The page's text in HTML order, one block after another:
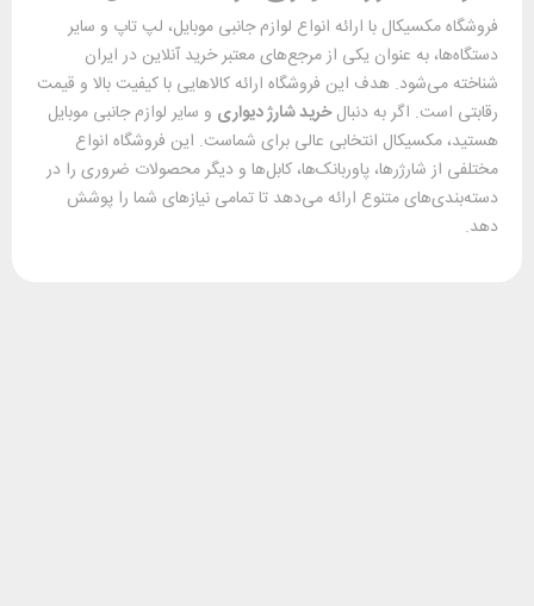
فروشگاه مکسیکال با ارائه انواع لوازم جانبی موبایل، لپ تاپ و سایر
دستگاه‌ها، به عنوان یکی از مرجع‌های معتبر خرید آنلاین در ایران
شناخته می‌شود. هدف این فروشگاه ارائه کالاهایی با کیفیت بالا و قیمت
رقابتی است. اگر به دنبالخرید شارژ دیواری و سایر لوازم جانبی موبایل
هستید، مکسیکال انتخابی عالی برای شماست. این فروشگاه انواع
مختلفی از شارژرها، پاوربانک‌ها، کابل‌ها و دیگر محصولات ضروری را در
دسته‌بندی‌های متنوع ارائه می‌دهد تا تمامی نیازهای شما را پوشش
دهد.